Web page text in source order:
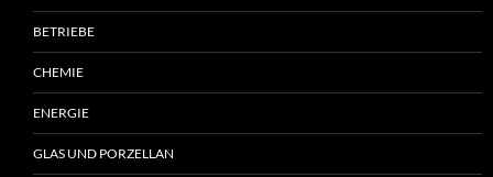
BETRIEBE
CHEMIE
ENERGIE
GLAS UND PORZELLAN